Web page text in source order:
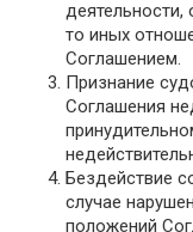
деятельности,
то иных
Соглашением.
Признание
Соглашения
Бездействие
случае
положений